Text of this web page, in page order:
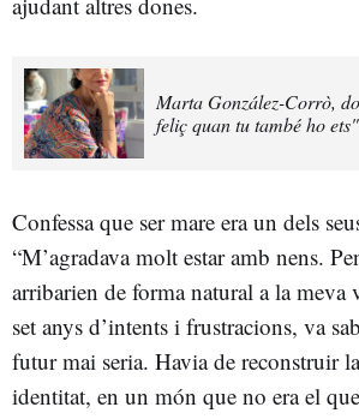
Marta González-Corrò,
feliç quan tu també ho ets"
Confessa que ser mare era un dels
“M’agradava molt estar amb nens.
arribarien de forma natural a la meva
set anys d’intents i frustracions, va
futur mai seria. Havia de reconstruir
identitat, en un món que no era el